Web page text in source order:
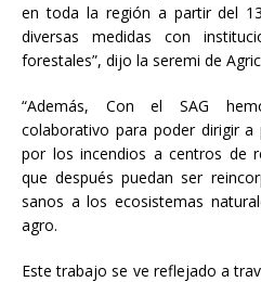
en toda la región a partir del
diversas medidas con
forestales”, dijo la seremi de
“Además, Con el SAG
colaborativo para poder dirigir a
por los incendios a centros de
que después puedan ser
sanos a los ecosistemas
agro.
Este trabajo se ve reflejado a